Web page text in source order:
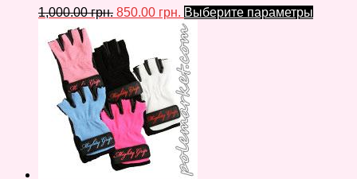
1,000.00грн. 850.00 грн. Выберите параметры